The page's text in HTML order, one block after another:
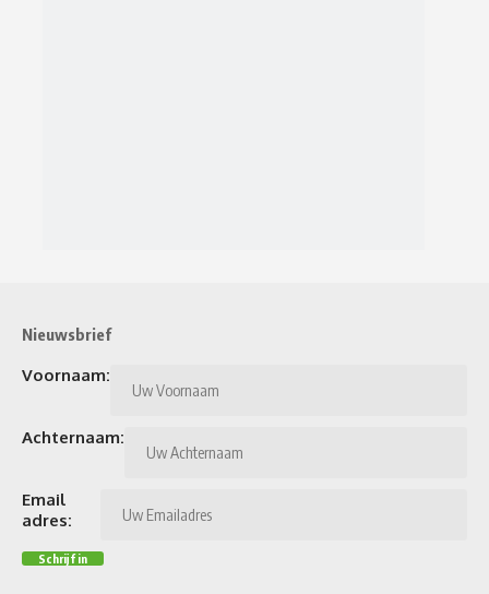
Nieuwsbrief
Voornaam:
Achternaam:
Email
adres: